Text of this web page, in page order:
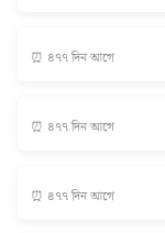
⏰ ৪৭৭ দিন আগে
⏰ ৪৭৭ দিন আগে
⏰ ৪৭৭ দিন আগে